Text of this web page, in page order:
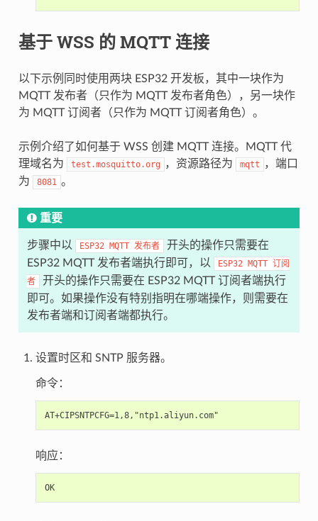
基于 WSS 的 MQTT 连接
以下示例同时使用两块 ESP32 开发板，其中一块作为
MQTT 发布者（只作为 MQTT 发布者角色），另一块作
为 MQTT 订阅者（只作为 MQTT 订阅者角色）。
示例介绍了如何基于 WSS 创建 MQTT 连接。MQTT 代
理域名为
test.mosquitto.org ，资源路径为 mqtt
，端口
为
8081 。
重要
步骤中以 ESP32 MQTT 发布者
开头的操作只需要在
ESP32 MQTT 发布者端执行即可，以
ESP32 MQTT 订阅
者
开头的操作只需要在 ESP32 MQTT 订阅者端执行
即可。如果操作没有特别指明在哪端操作，则需要在
发布者端和订阅者端都执行。
设置时区和 SNTP 服务器。
命令：
响应：
OK